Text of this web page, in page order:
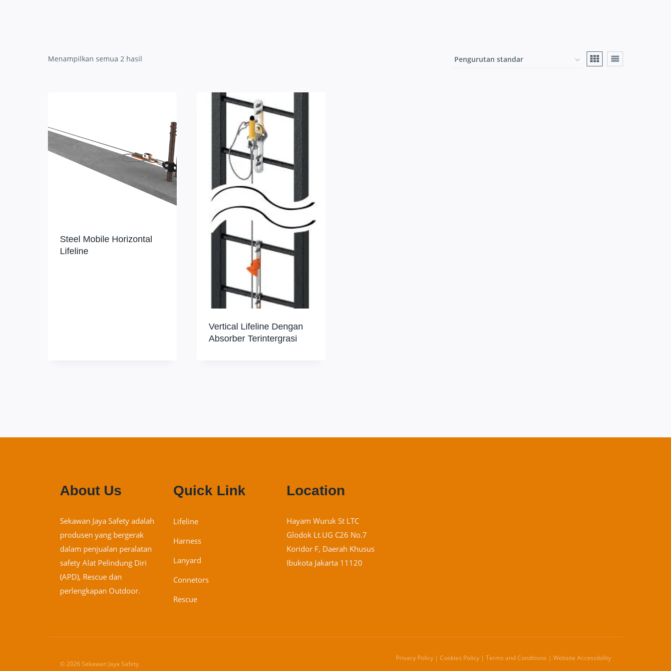
Menampilkan semua 2 hasil
Steel Mobile Horizontal
Lifeline
Vertical Lifeline Dengan
Absorber Terintergrasi
About Us
Sekawan Jaya Safety adalah
produsen yang bergerak
dalam penjualan peralatan
safety Alat Pelindung Diri
(APD), Rescue dan
perlengkapan Outdoor.
Quick Link
Lifeline
Harness
Lanyard
Connetors
Rescue
Location
Hayam Wuruk St LTC
Glodok Lt.UG C26 No.7
Koridor F, Daerah Khusus
Ibukota Jakarta 11120
© 2026 Sekawan Jaya Safety
Privacy Policy | Cookies Policy | Terms and Conditions | Website Accessibility